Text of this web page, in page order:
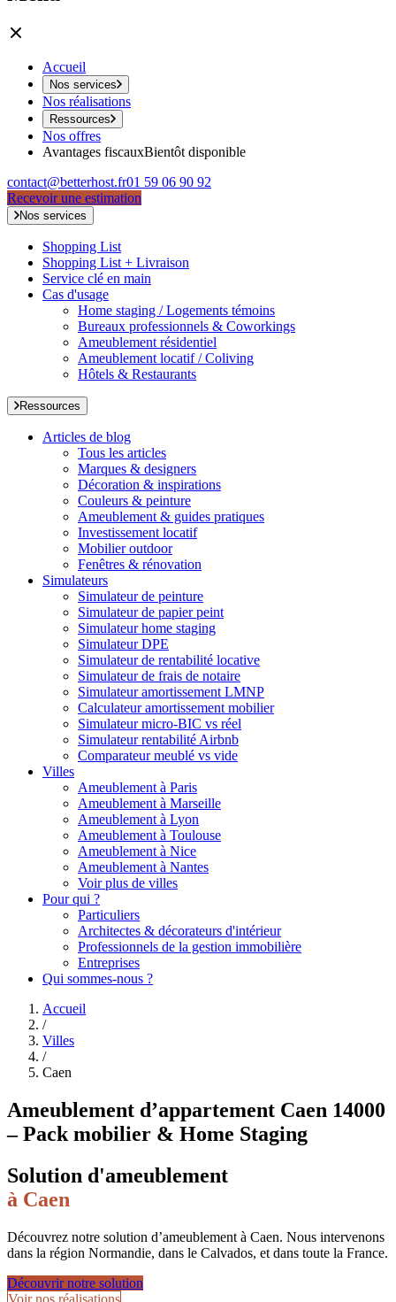
Accueil
Nos services
Nos réalisations
Ressources
Nos offres
Avantages fiscauxBientôt disponible
contact@betterhost.fr01 59 06 90 92
Recevoir une estimation
Nos services
Shopping List
Shopping List + Livraison
Service clé en main
Cas d'usage
Home staging / Logements témoins
Bureaux professionnels & Coworkings
Ameublement résidentiel
Ameublement locatif / Coliving
Hôtels & Restaurants
Ressources
Articles de blog
Tous les articles
Marques & designers
Décoration & inspirations
Couleurs & peinture
Ameublement & guides pratiques
Investissement locatif
Mobilier outdoor
Fenêtres & rénovation
Simulateurs
Simulateur de peinture
Simulateur de papier peint
Simulateur home staging
Simulateur DPE
Simulateur de rentabilité locative
Simulateur de frais de notaire
Simulateur amortissement LMNP
Calculateur amortissement mobilier
Simulateur micro-BIC vs réel
Simulateur rentabilité Airbnb
Comparateur meublé vs vide
Villes
Ameublement à Paris
Ameublement à Marseille
Ameublement à Lyon
Ameublement à Toulouse
Ameublement à Nice
Ameublement à Nantes
Voir plus de villes
Pour qui ?
Particuliers
Architectes & décorateurs d'intérieur
Professionnels de la gestion immobilière
Entreprises
Qui sommes-nous ?
Accueil
/
Villes
/
Caen
Ameublement d’appartement Caen 14000
– Pack mobilier & Home Staging
Solution d'ameublement
à Caen
Découvrez notre solution d’ameublement à Caen. Nous intervenons
dans la région Normandie, dans le Calvados, et dans toute la France.
Découvrir notre solution
Voir nos réalisations